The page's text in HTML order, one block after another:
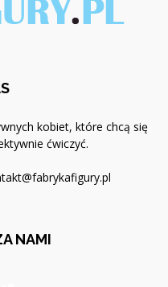
kobiet, które chcą się
ćwiczyć.
NAMI